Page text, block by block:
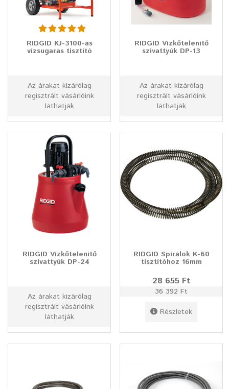
RIDGID KJ-3100-as
vízsugaras tisztító
Az árakat kizárólag
regisztrált vásárlóink
láthatják
RIDGID Vízkőtelenítő
szivattyúk DP-13
Az árakat kizárólag
regisztrált vásárlóink
láthatják
RIDGID Vízkőtelenítő
szivattyúk DP-24
Az árakat kizárólag
regisztrált vásárlóink
láthatják
RIDGID Spirálok K-60
tisztítóhoz 16mm
28 655 Ft
36 392 Ft
Részletek